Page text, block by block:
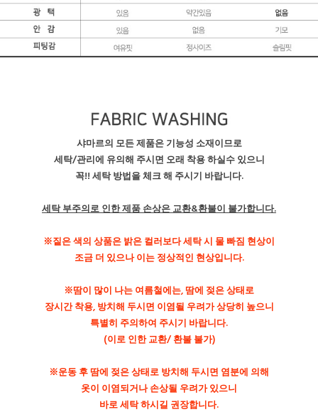
샤마르의 모든 제품은 기능성 소재이므로
세탁/관리에 유의해 주시면 오래 착용 하실수 있으니
꼭!! 세탁 방법을 체크 해 주시기 바랍니다.
세탁 부주의로 인한 제품 손상은 교환&환불이 불가합니다.
※짙은 색의 상품은 밝은 컬러보다 세탁 시 물 빠짐 현상이
조금 더 있으나 이는 정상적인 현상입니다.
※땀이 많이 나는 여름철에는, 땀에 젖은 상태로
장시간 착용, 방치해 두시면 이염될 우려가 상당히 높으니
특별히 주의하여 주시기 바랍니다.
(이로 인한 교환/ 환불 불가)
※운동 후 땀에 젖은 상태로 방치해 두시면 염분에 의해
옷이 이염되거나 손상될 우려가 있으니
바로 세탁 하시길 권장합니다.